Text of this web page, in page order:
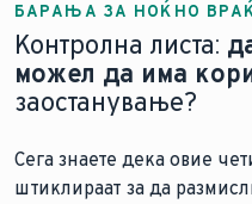
БАРАЊА ЗА НОЌНО
Контролна листа:
можел да има
заостанување?
Сега знаете дека овие
штиклираат за да